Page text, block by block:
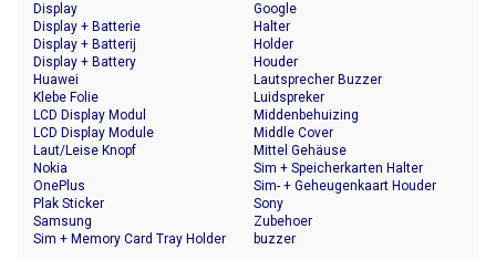
Display
Display + Batterie
Display + Batterij
Display + Battery
Google
Halter
Holder
Houder
Huawei
Klebe Folie
LCD Display Modul
LCD Display Module
Laut/Leise Knopf
Lautsprecher Buzzer
Luidspreker
Middenbehuizing
Middle Cover
Mittel Gehäuse
Nokia
OnePlus
Plak Sticker
Samsung
Sim + Memory Card Tray Holder
Sim + Speicherkarten Halter
Sim- + Geheugenkaart Houder
Sony
Zubehoer
buzzer